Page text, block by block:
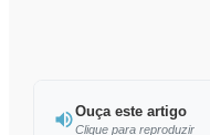
Ouça este artigo
Clique para reproduzir